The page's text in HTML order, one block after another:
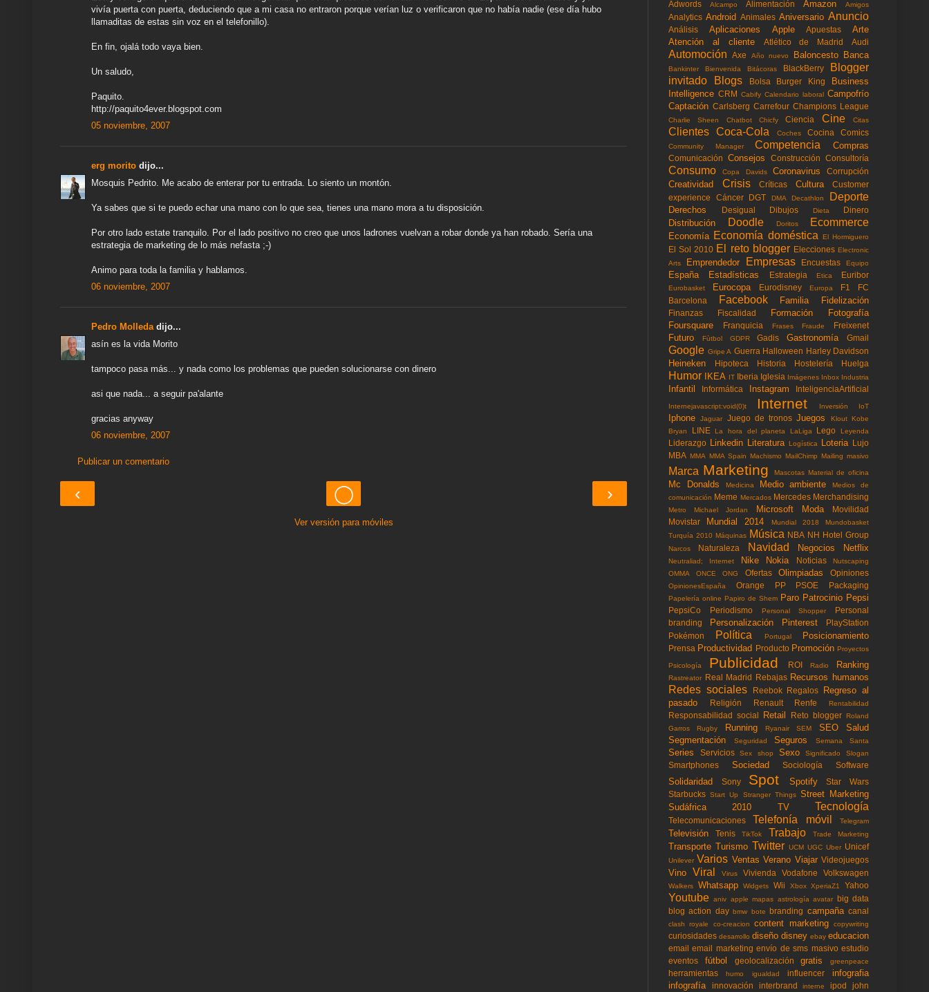
vivía puerta con puerta, deduciendo que a mi casa no entraron porque verían luz o verificaron que no había nadie (ese día hubo
llamaditas de estas sin voz en el telefonillo).
En fin, ojalá todo vaya bien.
Un saludo,
Paquito.
http://paquito4ever.blogspot.com
05 noviembre, 2007
erg morito dijo...
Mosquis Pedrito. Me acabo de enterar por tu entrada. Lo siento un montón.
Ya sabes que si te puedo echar una mano con lo que sea, tienes una mano mora a tu disposición.
Por otro lado estate tranquilo. Por el lado positivo no creo que unos ladrones vuelvan a robar donde ya han robado. Sería una
estrategia de marketing de lo más nefasta ;-)
Animo para toda la familia y hablamos.
06 noviembre, 2007
Pedro Molledadijo...
asín es la vida Morito
tampoco pasa más... y nada como los problemas que pueden solucionarse con dinero
asi que nada... a seguir pa'alante
gracias anyway
06 noviembre, 2007
Publicar un comentario
‹ ›
◯
Ver versión para móviles
Adwords Alcampo Alimentación Amazon Amigos
Analytics Android Animales Aniversario Anuncio
Análisis Aplicaciones Apple Apuestas
Arte
Atención al cliente
Atlético de Madrid Audi
Automoción Axe Año nuevo Baloncesto Banca
Bankinter Bienvenida Bitácoras BlackBerry
Blogger
invitado
Blogs Bolsa Burger King
Business
Intelligence CRM Cabify Calendario laboral Campofrío
Captación Carlsberg Carrefour Champions League
Charlie Sheen Chatbot Chicfy Ciencia Cine Citas
Clientes Coca-Cola Coches Cocina Comics
Community Manager Competencia Compras
Comunicación Consejos Construcción Consultoría
Consumo Copa Davids Coronavirus Corrupción
Creatividad Crisis Críticas Cultura
Customer
experience
Cáncer DGT DMA Decathlon Deporte
Derechos Desigual Dibujos Dieta Dinero
Distribución Doodle Doritos Ecommerce
Economía Economía doméstica El Hormiguero
El Sol 2010 El reto blogger Elecciones Electronic
Arts
Emprendedor Empresas Encuestas Equipo
España Estadísticas Estrategia Etica Euribor
Eurobasket Eurocopa Eurodisney Europa F1
FC
Barcelona
Facebook Familia Fidelización
Finanzas Fiscalidad Formación
Fotografía
Foursquare
Franquicia Frases Fraude Freixenet
Futuro Fùtbol GDPR Gadis Gastronomía Gmail
Google Gripe A Guerra Halloween Harley Davidson
Heineken Hipoteca Historia Hostelería Huelga
Humor IKEA IT Iberia Iglesia Imágenes Inbox Industria
Infantil Informática Instagram InteligenciaArtificial
Internejavascript:void(0)t Internet Inversión IoT
Iphone Jaguar Juego de tronos Juegos Klout Kobe
Bryan
LINE La hora del planeta LaLiga Lego Leyenda
Liderazgo Linkedin Literatura Logística Loteria Lujo
MBA MMA MMA Spain Machismo MailChimp Mailing masivo
Marca Marketing Mascotas Material de oficina
Mc Donalds Medicina Medio ambiente
Medios de
comunicación Meme Mercados Mercedes Merchandising
Metro Michael Jordan Microsoft Moda
Movilidad
Movistar
Mundial 2014 Mundial 2018
Mundobasket
Turquía 2010 Máquinas Música NBA NH Hotel Group
Narcos Naturaleza Navidad Negocios Netflix
Neutraliad; Internet Nike Nokia Noticias
Nutscaping
OMMA
ONCE ONG Ofertas Olimpiadas Opiniones
OpinionesEspaña Orange PP PSOE Packaging
Papelería online Papiro de Shem Paro Patrocinio Pepsi
PepsiCo Periodismo Personal Shopper
Personal
branding
Personalización Pinterest
PlayStation
Pokémon
Política Portugal Posicionamiento
Prensa Productividad Producto Promoción Proyectos
Psicología Publicidad ROI Radio Ranking
Rastreator Real Madrid Rebajas Recursos humanos
Redes sociales Reebok Regalos
Regreso al
pasado
Religión Renault Renfe Rentabilidad
Responsabilidad social Retail Reto blogger Roland
Garros
Rugby Running Ryanair SEM SEO
Salud
Segmentación
Seguridad Seguros Semana Santa
Series Servicios Sex shop Sexo Significado Slogan
Smartphones Sociedad Sociología Software
Solidaridad Sony Spot Spotify
Star Wars
Starbucks Start Up Stranger Things Street Marketing
Sudáfrica 2010
TV Tecnología
Telecomunicaciones Telefonía móvil Telegram
Televisión Tenis TikTok Trabajo Trade Marketing
Transporte Turismo Twitter UCM UGC Uber Unicef
Unilever Varios Ventas Verano Viajar Videojuegos
Vino Viral Virus Vivienda Vodafone Volkswagen
Walkers Whatsapp Widgets Wii Xbox XperiaZ1 Yahoo
Youtube aniv apple mapas astrología avatar big data
blog action day bmw bote branding campaña canal
clash royale co-creacion content marketing copywriting
curiosidades desarrollo diseño disney ebay educacion
email email marketing envío de sms masivo estudio
eventos
fútbol geolocalización gratis greenpeace
herramientas humo igualdad influencer
infografia
infografía
innovación interbrand interne ipod
john